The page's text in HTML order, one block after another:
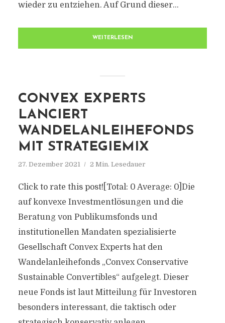
wieder zu entziehen. Auf Grund dieser...
WEITERLESEN
CONVEX EXPERTS
LANCIERT
WANDELANLEIHEFONDS
MIT STRATEGIEMIX
27. Dezember 2021 2 Min. Lesedauer
Click to rate this post![Total: 0 Average: 0]Die
auf konvexe Investmentlösungen und die
Beratung von Publikumsfonds und
institutionellen Mandaten spezialisierte
Gesellschaft Convex Experts hat den
Wandelanleihefonds „Convex Conservative
Sustainable Convertibles“ aufgelegt. Dieser
neue Fonds ist laut Mitteilung für Investoren
besonders interessant, die taktisch oder